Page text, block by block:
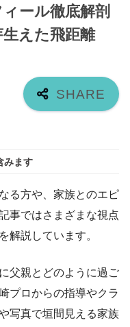
ール徹底解剖
生えた飛距離
みます
る方や、家族とのエピ
事ではさまざまな視点
解説しています。
父親とどのように過ご
プロからの指導やクラ
写真で垣間見える家族